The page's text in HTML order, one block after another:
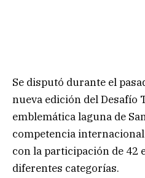
Se disputó durante el
nueva edición del Desafío
emblemática laguna de
competencia
con la participación de 42
diferentes categorías.